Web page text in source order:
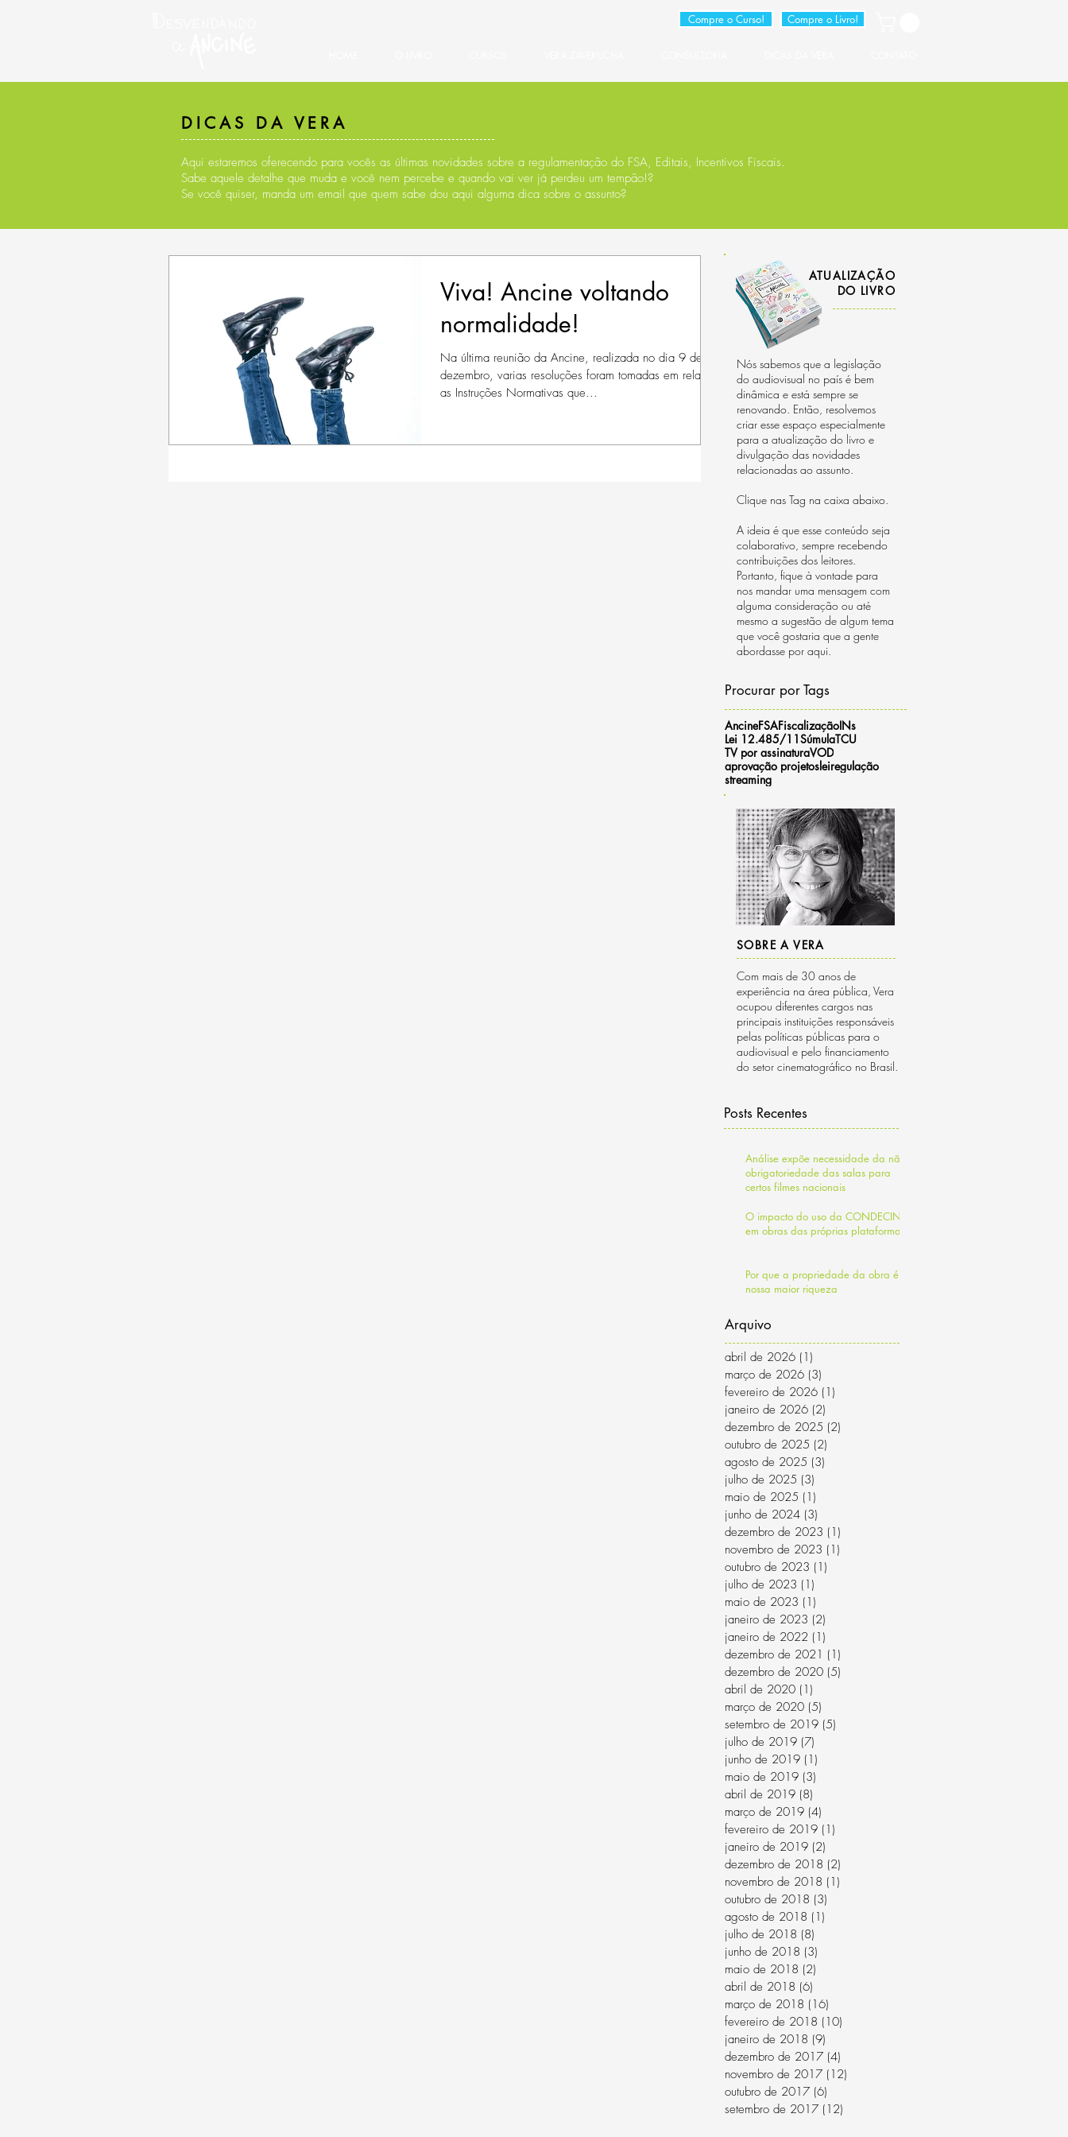
Compre o Curso! Compre o Livro!
Aqui estaremos oferecendo para vocês as últimas novidades sobre a regulamentação do FSA, Editais, Incentivos Fiscais.
Sabe aquele detalhe que muda e você nem percebe e quando vai ver já perdeu um tempão!?
Se você quiser, manda um email que quem sabe dou aqui alguma dica sobre o assunto?
DICAS DA VERA
Viva! Ancine voltando
normalidade!
Na última reunião da Ancine, realizada no dia 9 de
dezembro, varias resoluções foram tomadas em relação
as Instruções Normativas que...
ATUALIZAÇÃO
DO LIVRO
Nós sabemos que a legislação
do audiovisual no país é bem
dinâmica e está sempre se
renovando. Então, resolvemos
criar esse espaço especialmente
para a atualização do livro e
divulgação das novidades
relacionadas ao assunto.
Clique nas Tag na caixa abaixo.
A ideia é que esse conteúdo seja
colaborativo, sempre recebendo
contribuições dos leitores.
Portanto, fique à vontade para
nos mandar uma mensagem com
alguma consideração ou até
mesmo a sugestão de algum tema
que você gostaria que a gente
abordasse por aqui.
Procurar por Tags
AncineFSAFiscalizaçãoINs
Lei 12.485/11SúmulaTCU
TV por assinaturaVOD
aprovação projetosleiregulação
streaming
Com mais de 30 anos de
experiência na área pública, Vera
ocupou diferentes cargos nas
principais instituições responsáveis
pelas políticas públicas para o
audiovisual e pelo financiamento
do setor cinematográfico no Brasil.
SOBRE A VERA
Posts Recentes
Análise expõe necessidade da não
obrigatoriedade das salas para
certos filmes nacionais
O impacto do uso da CONDECINE
em obras das próprias plataformas
Por que a propriedade da obra é a
nossa maior riqueza
Arquivo
abril de 2026 (1)
março de 2026 (3)
fevereiro de 2026 (1)
janeiro de 2026 (2)
dezembro de 2025 (2)
outubro de 2025 (2)
agosto de 2025 (3)
julho de 2025 (3)
maio de 2025 (1)
junho de 2024 (3)
dezembro de 2023 (1)
novembro de 2023 (1)
outubro de 2023 (1)
julho de 2023 (1)
maio de 2023 (1)
janeiro de 2023 (2)
janeiro de 2022 (1)
dezembro de 2021 (1)
dezembro de 2020 (5)
abril de 2020 (1)
março de 2020 (5)
setembro de 2019 (5)
julho de 2019 (7)
junho de 2019 (1)
maio de 2019 (3)
abril de 2019 (8)
março de 2019 (4)
fevereiro de 2019 (1)
janeiro de 2019 (2)
dezembro de 2018 (2)
novembro de 2018 (1)
outubro de 2018 (3)
agosto de 2018 (1)
julho de 2018 (8)
junho de 2018 (3)
maio de 2018 (2)
abril de 2018 (6)
março de 2018 (16)
fevereiro de 2018 (10)
janeiro de 2018 (9)
dezembro de 2017 (4)
novembro de 2017 (12)
outubro de 2017 (6)
setembro de 2017 (12)